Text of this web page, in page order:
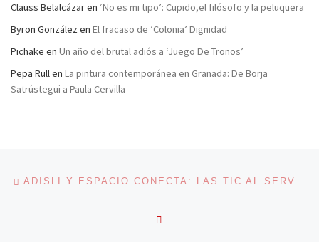
Clauss Belalcázaren ‘No es mi tipo’: Cupido,el filósofo y la peluquera
Byron González en El fracaso de ‘Colonia’ Dignidad
Pichake en Un año del brutal adiós a ‘Juego De Tronos’
Pepa Rullen La pintura contemporánea en Granada: De Borja
Satrústegui a Paula Cervilla
Navegación de entradas ADISLI Y ESPACIO CONECTA: LAS TIC AL SERVICIO DE LA EMPLEABILIDAD DE PERSONAS CON DISCAPACIDAD INTELECTUAL